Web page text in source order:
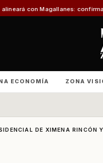
confirman fecha para el
ECONOMÍA ZONA
DE XIMENA RINCÓN